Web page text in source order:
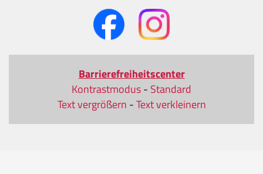
Barrierefreiheitscenter
Kontrastmodus- Standard
Text vergrößern -Text verkleinern